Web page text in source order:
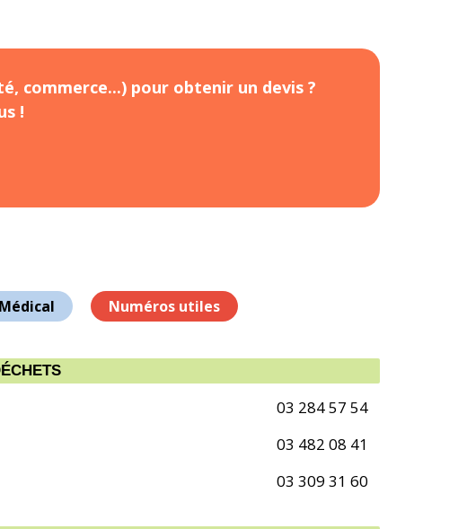
commerce...) pour obtenir un devis ?
!
Médical Numéros utiles
03 284 57 54
03 482 08 41
03 309 31 60